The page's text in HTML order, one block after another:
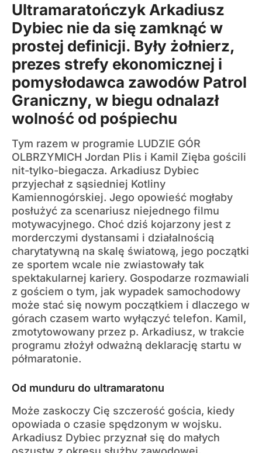
Ultramaratończyk Arkadiusz
Dybiec nie da się zamknąć w
prostej definicji. Były żołnierz,
prezes strefy ekonomicznej i
pomysłodawca zawodów Patrol
Graniczny, w biegu odnalazł
wolność od pośpiechu
Tym razem w programie LUDZIE GÓR
OLBRZYMICH Jordan Plis i Kamil Zięba gościli
nit-tylko-biegacza. Arkadiusz Dybiec
przyjechał z sąsiedniej Kotliny
Kamiennogórskiej. Jego opowieść mogłaby
posłużyć za scenariusz niejednego filmu
motywacyjnego. Choć dziś kojarzony jest z
morderczymi dystansami i działalnością
charytatywną na skalę światową, jego początki
ze sportem wcale nie zwiastowały tak
spektakularnej kariery. Gospodarze rozmawiali
z gościem o tym, jak wypadek samochodowy
może stać się nowym początkiem i dlaczego w
górach czasem warto wyłączyć telefon. Kamil,
zmotytowowany przez p. Arkadiusz, w trakcie
programu złożył odważną deklarację startu w
półmaratonie.
Od munduru do ultramaratonu
Może zaskoczy Cię szczerość gościa, kiedy
opowiada o czasie spędzonym w wojsku.
Arkadiusz Dybiec przyznał się do małych